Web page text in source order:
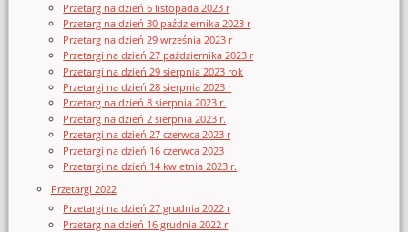
Przetarg na dzień 6 listopada 2023 r
Przetarg na dzień 30 października 2023 r
Przetarg na dzień 29 września 2023 r
Przetargi na dzień 27 października 2023 r
Przetargi na dzień 29 sierpnia 2023 rok
Przetargi na dzień 28 sierpnia 2023 r
Przetarg na dzień 8 sierpnia 2023 r.
Przetarg na dzień 2 sierpnia 2023 r.
Przetargi na dzień 27 czerwca 2023 r
Przetargi na dzień 16 czerwca 2023
Przetargi na dzień 14 kwietnia 2023 r.
Przetargi 2022
Przetargi na dzień 27 grudnia 2022 r
Przetarg na dzień 16 grudnia 2022 r